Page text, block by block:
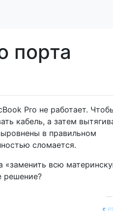
порта
Pro не работает.
кабель, а затем
в правильном
сломается.
«заменить всю
решение?